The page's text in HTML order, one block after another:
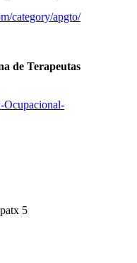
category/apgto/
de Terapeutas
Ocupacional-
5